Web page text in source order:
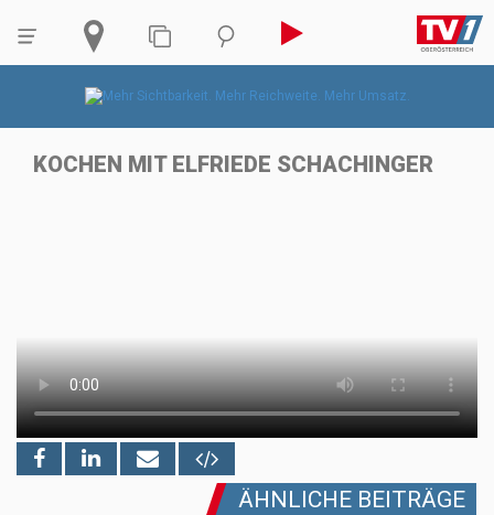
KOCHEN MIT ELFRIEDE SCHACHINGER
ÄHNLICHE BEITRÄGE